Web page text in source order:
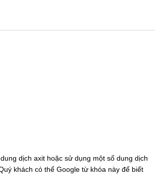
dịch axit hoặc sử dụng một số dung dịch
khách có thể Google từ khóa này để biết